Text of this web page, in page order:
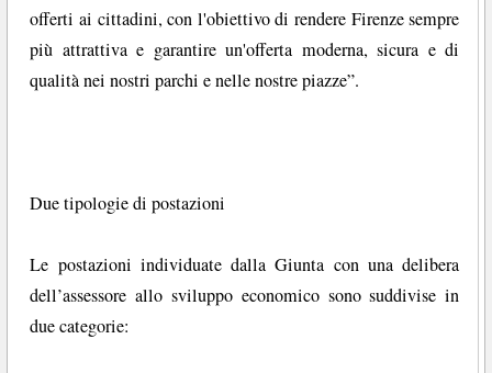
offerti ai cittadini, con l'obiettivo di rendere Firenze sempre
più attrattiva e garantire un'offerta moderna, sicura e di
qualità nei nostri parchi e nelle nostre piazze”.
Due tipologie di postazioni
Le postazioni individuate dalla Giunta con una delibera
dell’assessore allo sviluppo economico sono suddivise in
due categorie: